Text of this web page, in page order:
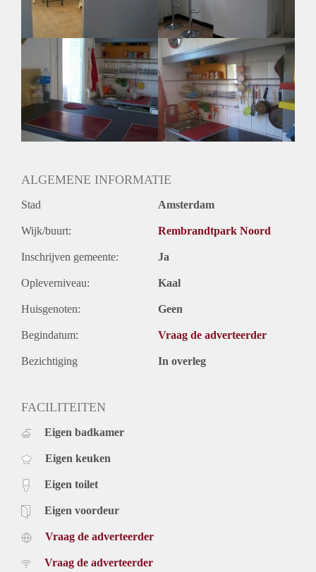
Huurtermijn
Oplevering
ALGEMENE INFORMATIE
Stad Amsterdam
Wijk/buurt: Rembrandtpark Noord
Inschrijven gemeente: Ja
Opleverniveau: Kaal
Huisgenoten: Geen
Begindatum: Vraag de adverteerder
Bezichtiging In overleg
FACILITEITEN
Eigen badkamer
Eigen keuken
Eigen toilet
Eigen voordeur
Vraag de adverteerder
Vraag de adverteerder